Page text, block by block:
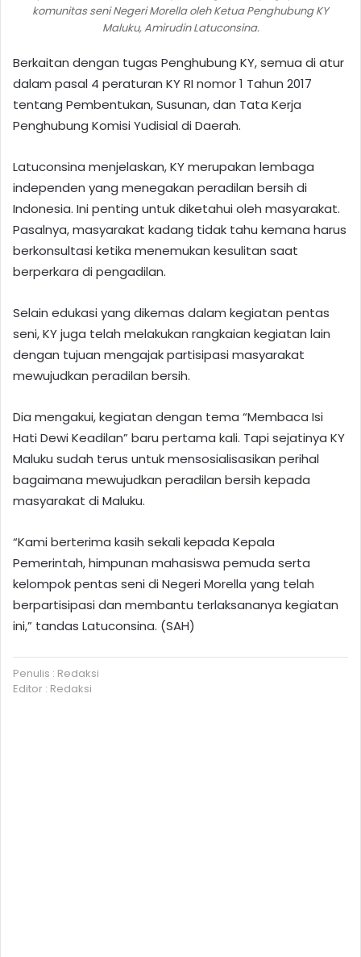
komunitas seni Negeri Morella oleh Ketua Penghubung KY
Maluku, Amirudin Latuconsina.
Berkaitan dengan tugas Penghubung KY, semua di atur
dalam pasal 4 peraturan KY RI nomor 1 Tahun 2017
tentang Pembentukan, Susunan, dan Tata Kerja
Penghubung Komisi Yudisial di Daerah.
Latuconsina menjelaskan, KY merupakan lembaga
independen yang menegakan peradilan bersih di
Indonesia. Ini penting untuk diketahui oleh masyarakat.
Pasalnya, masyarakat kadang tidak tahu kemana harus
berkonsultasi ketika menemukan kesulitan saat
berperkara di pengadilan.
Selain edukasi yang dikemas dalam kegiatan pentas
seni, KY juga telah melakukan rangkaian kegiatan lain
dengan tujuan mengajak partisipasi masyarakat
mewujudkan peradilan bersih.
Dia mengakui, kegiatan dengan tema “Membaca Isi
Hati Dewi Keadilan” baru pertama kali. Tapi sejatinya KY
Maluku sudah terus untuk mensosialisasikan perihal
bagaimana mewujudkan peradilan bersih kepada
masyarakat di Maluku.
“Kami berterima kasih sekali kepada Kepala
Pemerintah, himpunan mahasiswa pemuda serta
kelompok pentas seni di Negeri Morella yang telah
berpartisipasi dan membantu terlaksananya kegiatan
ini,” tandas Latuconsina. (SAH)
Penulis : Redaksi
Editor : Redaksi